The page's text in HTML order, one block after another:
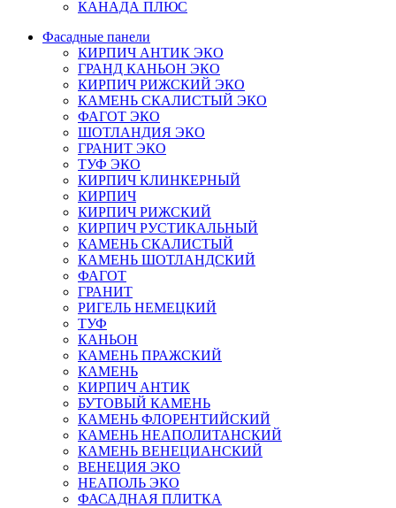
КАНАДА ПЛЮС
Фасадные панели
КИРПИЧ АНТИК ЭКО
ГРАНД КАНЬОН ЭКО
КИРПИЧ РИЖСКИЙ ЭКО
КАМЕНЬ СКАЛИСТЫЙ ЭКО
ФАГОТ ЭКО
ШОТЛАНДИЯ ЭКО
ГРАНИТ ЭКО
ТУФ ЭКО
КИРПИЧ КЛИНКЕРНЫЙ
КИРПИЧ
КИРПИЧ РИЖСКИЙ
КИРПИЧ РУСТИКАЛЬНЫЙ
КАМЕНЬ СКАЛИСТЫЙ
КАМЕНЬ ШОТЛАНДСКИЙ
ФАГОТ
ГРАНИТ
РИГЕЛЬ НЕМЕЦКИЙ
ТУФ
КАНЬОН
КАМЕНЬ ПРАЖСКИЙ
КАМЕНЬ
КИРПИЧ АНТИК
БУТОВЫЙ КАМЕНЬ
КАМЕНЬ ФЛОРЕНТИЙСКИЙ
КАМЕНЬ НЕАПОЛИТАНСКИЙ
КАМЕНЬ ВЕНЕЦИАНСКИЙ
ВЕНЕЦИЯ ЭКО
НЕАПОЛЬ ЭКО
ФАСАДНАЯ ПЛИТКА